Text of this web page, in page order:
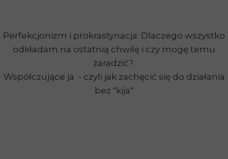
Perfekcjonizm i prokrastynacja: Dlaczego wszystko
odkładam na ostatnią chwilę i czy mogę temu
zaradzić?
Współczujące ja - czyli jak zachęcić się do działania
bez "kija"